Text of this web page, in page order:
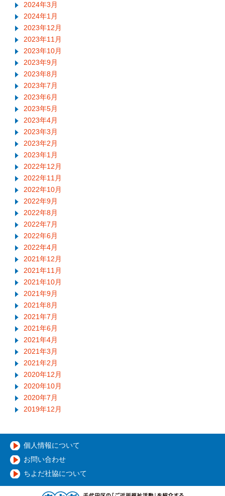
2024年3月
2024年1月
2023年12月
2023年11月
2023年10月
2023年9月
2023年8月
2023年7月
2023年6月
2023年5月
2023年4月
2023年3月
2023年2月
2023年1月
2022年12月
2022年11月
2022年10月
2022年9月
2022年8月
2022年7月
2022年6月
2022年4月
2021年12月
2021年11月
2021年10月
2021年9月
2021年8月
2021年7月
2021年6月
2021年4月
2021年3月
2021年2月
2020年12月
2020年10月
2020年7月
2019年12月
個人情報について
お問い合わせ
ちよだ社協について